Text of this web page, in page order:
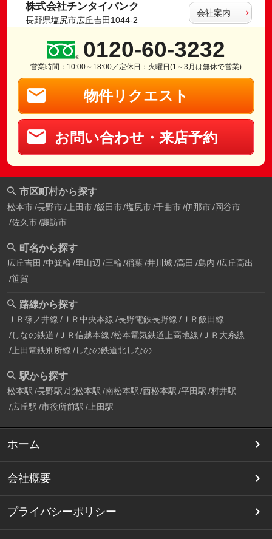
株式会社チンタイバンク
長野県塩尻市広丘吉田1044-2
会社案内
0120-60-3232
営業時間：10:00～18:00／定休日：火曜日(1～3月は無休で営業)
物件リクエスト
お問い合わせ・来店予約
市区町村から探す
松本市 長野市 上田市 飯田市 塩尻市 千曲市 伊那市 岡谷市
佐久市 諏訪市
町名から探す
広丘吉田 中箕輪 里山辺 三輪 稲葉 井川城 高田 島内 広丘高出
笹賀
路線から探す
ＪＲ篠ノ井線 ＪＲ中央本線 長野電鉄長野線 ＪＲ飯田線
しなの鉄道 ＪＲ信越本線 松本電気鉄道上高地線
ＪＲ大糸線
上田電鉄別所線 しなの鉄道北しなの
駅から探す
松本駅 長野駅 北松本駅 南松本駅 西松本駅 平田駅 村井駅
広丘駅 市役所前駅 上田駅
ホーム
会社概要
プライバシーポリシー